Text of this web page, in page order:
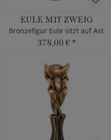
EULE MIT ZWEIG
Bronzefigur Eule sitzt auf Ast
378,00 € *